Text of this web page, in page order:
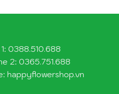
0388.510.688
2: 0365.751.688
happyflowershop.vn